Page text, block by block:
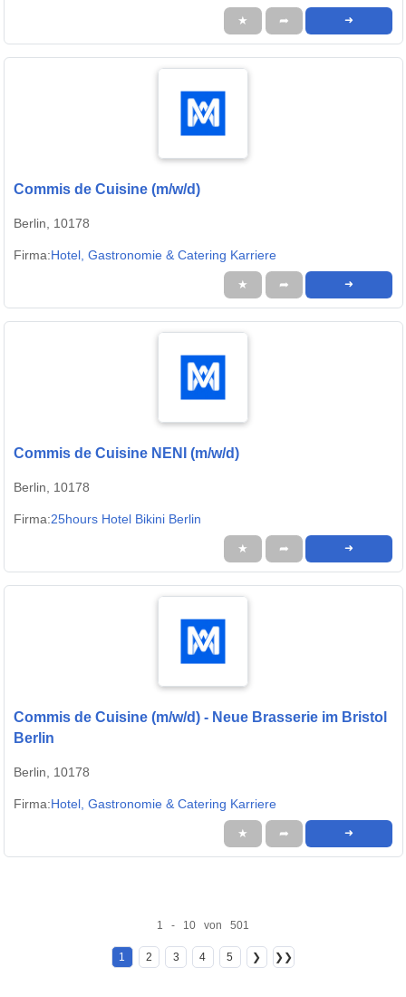
★ ➦ ➜
Commis de Cuisine (m/w/d)
Berlin, 10178
Firma:Hotel, Gastronomie & Catering Karriere
★ ➦ ➜
Commis de Cuisine NENI (m/w/d)
Berlin, 10178
Firma:25hours Hotel Bikini Berlin
★ ➦ ➜
Commis de Cuisine (m/w/d) - Neue Brasserie im Bristol
Berlin
Berlin, 10178
Firma:Hotel, Gastronomie & Catering Karriere
★ ➦ ➜
1 - 10 von 501
1 2 3 4 5 ❯ ❯❯